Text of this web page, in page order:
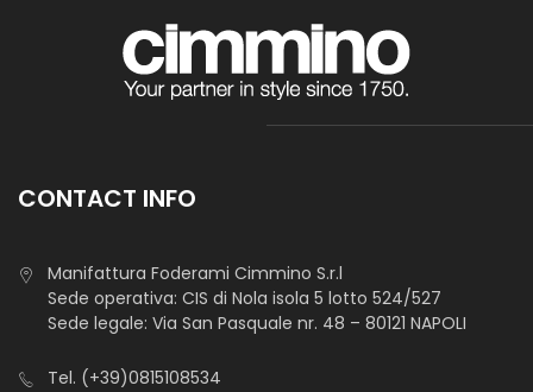
CONTACT INFO
Manifattura Foderami Cimmino S.r.l
Sede operativa: CIS di Nola isola 5 lotto 524/527
Sede legale: Via San Pasquale nr. 48 – 80121 NAPOLI
Tel. (+39)0815108534